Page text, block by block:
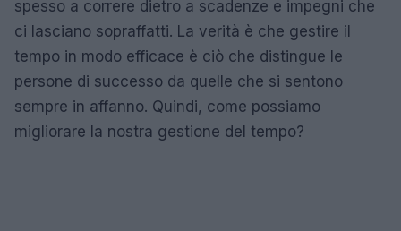
spesso a correre dietro a scadenze e impegni che
ci lasciano sopraffatti. La verità è che gestire il
tempo in modo efficace è ciò che distingue le
persone di successo da quelle che si sentono
sempre in affanno. Quindi, come possiamo
migliorare la nostra gestione del tempo?